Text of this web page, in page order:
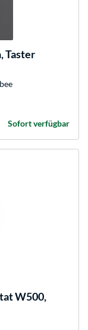
Taster
Sofort verfügbar
W500,